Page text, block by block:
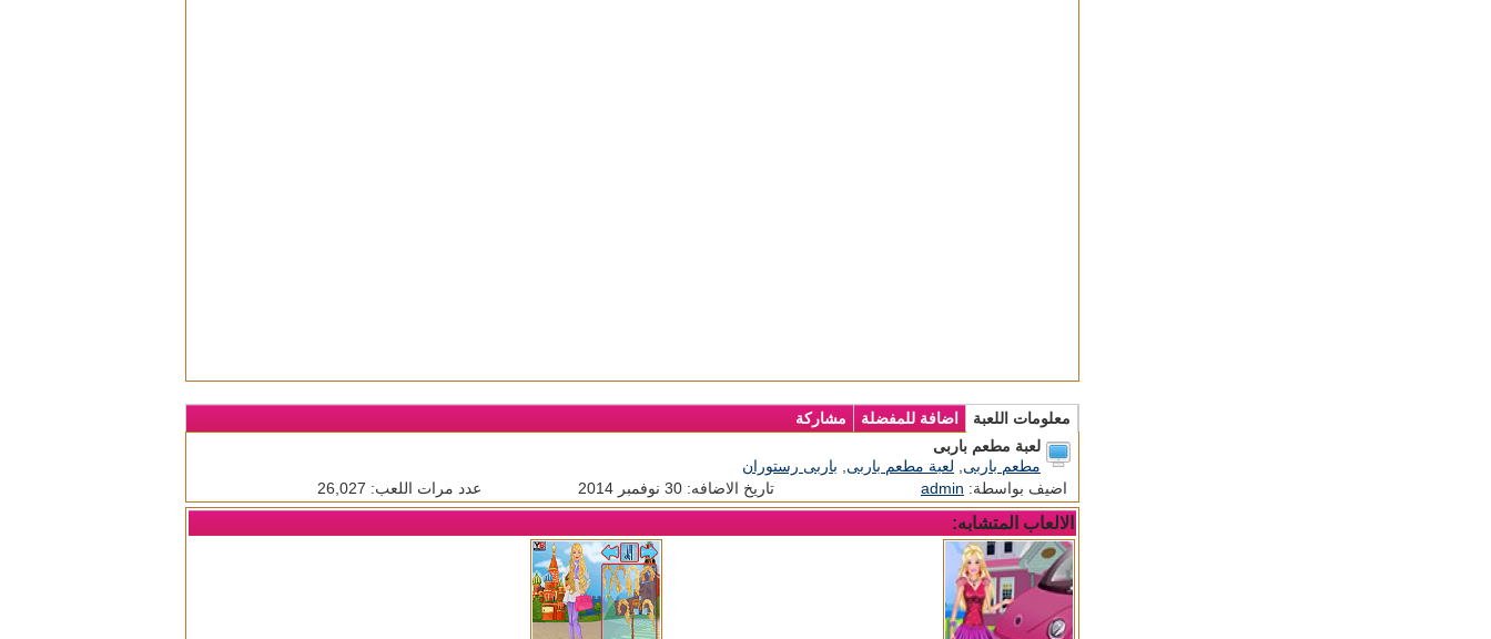
معلومات اللعبة اضافة للمفضلة
مشاركة
لعبة مطعم باربى
مطعم باربى
لعبة مطعم باربى
باربى رستوران
عدد مرات اللعب: 26,027
تاريخ الاضافه: 30 نوفمبر 2014 اضيف بواسطة: admin
الالعاب المتشابه: